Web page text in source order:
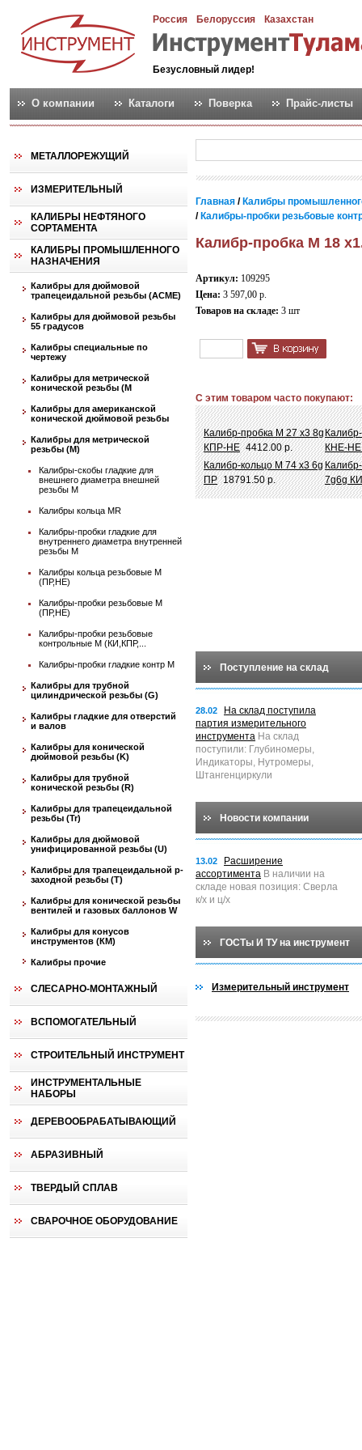
Россия Белоруссия Казахстан
Безусловный лидер!
О компании Каталоги Поверка Прайс-листы
МЕТАЛЛОРЕЖУЩИЙ
ИЗМЕРИТЕЛЬНЫЙ
КАЛИБРЫ НЕФТЯНОГО
СОРТАМЕНТА
КАЛИБРЫ ПРОМЫШЛЕННОГО
НАЗНАЧЕНИЯ
Калибры для дюймовой
трапецеидальной резьбы (АСМЕ)
Калибры для дюймовой резьбы
55 градусов
Калибры специальные по
чертежу
Калибры для метрической
конической резьбы (М
Калибры для американской
конической дюймовой резьбы
Калибры для метрической
резьбы (М)
Калибры-скобы гладкие для
внешнего диаметра внешней
резьбы М
Калибры кольца MR
Калибры-пробки гладкие для
внутреннего диаметра внутренней
резьбы М
Калибры кольца резьбовые М
(ПР,НЕ)
Калибры-пробки резьбовые М
(ПР,НЕ)
Калибры-пробки резьбовые
контрольные М (КИ,КПР,...
Калибры-пробки гладкие контр М
Калибры для трубной
цилиндрической резьбы (G)
Калибры гладкие для отверстий
и валов
Калибры для конической
дюймовой резьбы (K)
Калибры для трубной
конической резьбы (R)
Калибры для трапецеидальной
резьбы (Tr)
Калибры для дюймовой
унифицированной резьбы (U)
Калибры для трапецеидальной p-
заходной резьбы (T)
Калибры для конической резьбы
вентилей и газовых баллонов W
Калибры для конусов
инструментов (КМ)
Калибры прочие
СЛЕСАРНО-МОНТАЖНЫЙ
ВСПОМОГАТЕЛЬНЫЙ
СТРОИТЕЛЬНЫЙ ИНСТРУМЕНТ
ИНСТРУМЕНТАЛЬНЫЕ
НАБОРЫ
ДЕРЕВООБРАБАТЫВАЮЩИЙ
АБРАЗИВНЫЙ
ТВЕРДЫЙ СПЛАВ
СВАРОЧНОЕ ОБОРУДОВАНИЕ
Главная / Калибры
/ Калибры-пробки резьбовые
Калибр-пробка М 18
Артикул: 109295
Цена: 3 597,00 р.
Товаров на складе: 3 шт
С этим товаром часто покупают:
Калибр-пробка М 27 х3 8g
КПР-НЕ 4412.00 р.
КНЕ-
Калибр-кольцо М 74 х3 6g
ПР 18791.50 р.
7g6g КИ
Поступление на склад
28.02
На склад поступила
партия измерительного
инструмента На склад
поступили: Глубиномеры,
Индикаторы, Нутромеры,
Штангенциркули
Новости компании
13.02
Расширение
ассортимента В наличии на
складе новая позиция: Сверла
к/х и ц/х
ГОСТы И ТУ на инструмент
Измерительный инструмент